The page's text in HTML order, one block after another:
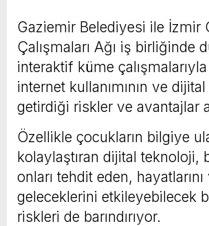
Gaziemir Belediyesi ile İzmir
Çalışmaları Ağı iş birliğinde
interaktif küme
internet kullanımının ve
getirdiği riskler ve avantajlar
Özellikle çocukların bilgiye
kolaylaştıran dijital teknoloji,
onları tehdit eden, hayatlarını
geleceklerini etkileyebilecek
riskleri de barındırıyor.